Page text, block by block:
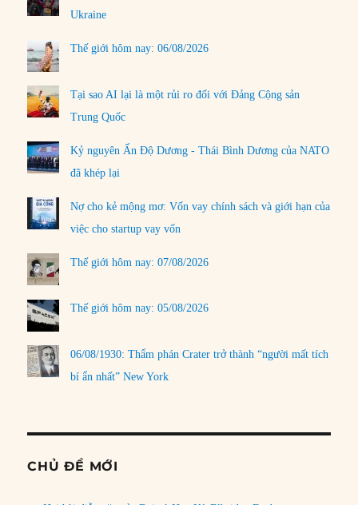
Ukraine
Thế giới hôm nay: 06/08/2026
Tại sao AI lại là một rủi ro đối với Đảng Cộng sản
Trung Quốc
Kỷ nguyên Ấn Độ Dương - Thái Bình Dương của NATO
đã khép lại
Nợ cho kẻ mộng mơ: Vốn vay chính sách và giới hạn của
việc cho startup vay vốn
Thế giới hôm nay: 07/08/2026
Thế giới hôm nay: 05/08/2026
06/08/1930: Thẩm phán Crater trở thành “người mất tích
bí ẩn nhất” New York
CHỦ ĐỀ MỚI